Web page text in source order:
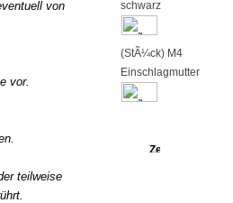
von
vor.
teilweise
schwarz
(StÃ¼ck) M4
Einschlagmutter